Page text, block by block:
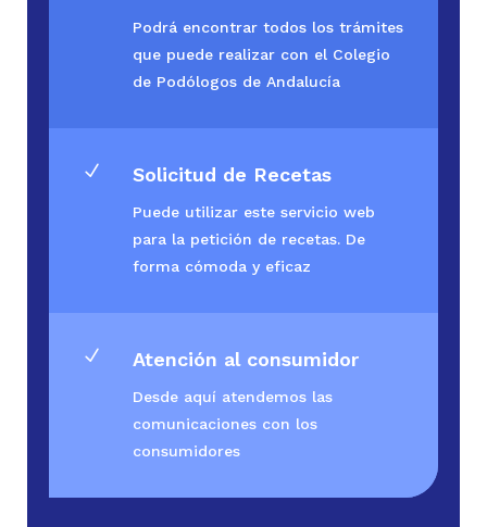
Podrá encontrar todos los trámites
que puede realizar con el Colegio
de Podólogos de Andalucía
N Solicitud de Recetas
Puede utilizar este servicio web
para la petición de recetas. De
forma cómoda y eficaz
N Atención al consumidor
Desde aquí atendemos las
comunicaciones con los
consumidores